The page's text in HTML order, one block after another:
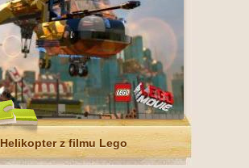
Helikopter z filmu Lego